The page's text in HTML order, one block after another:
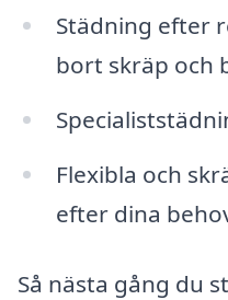
Städning efter
bort skräp och
Flexibla och
efter dina
Så nästa gång du